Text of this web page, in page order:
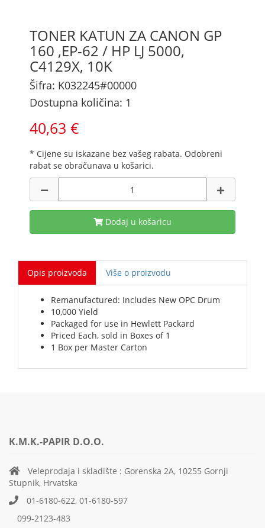
TONER KATUN ZA CANON GP
160 ,EP-62 / HP LJ 5000,
C4129X, 10K
Šifra: K032245#00000
Dostupna količina: 1
40,63 €
* Cijene su iskazane bez vašeg rabata. Odobreni
rabat se obračunava u košarici.
Dodaj u košaricu
Opis proizvoda Više o proizvodu
Remanufactured: Includes New OPC Drum
10,000 Yield
Packaged for use in Hewlett Packard
Priced Each, sold in Boxes of 1
1 Box per Master Carton
K.M.K.-PAPIR D.O.O.
Veleprodaja i skladište : Gorenska 2A, 10255 Gornji
Stupnik, Hrvatska
01-6180-622, 01-6180-597
099-2123-483